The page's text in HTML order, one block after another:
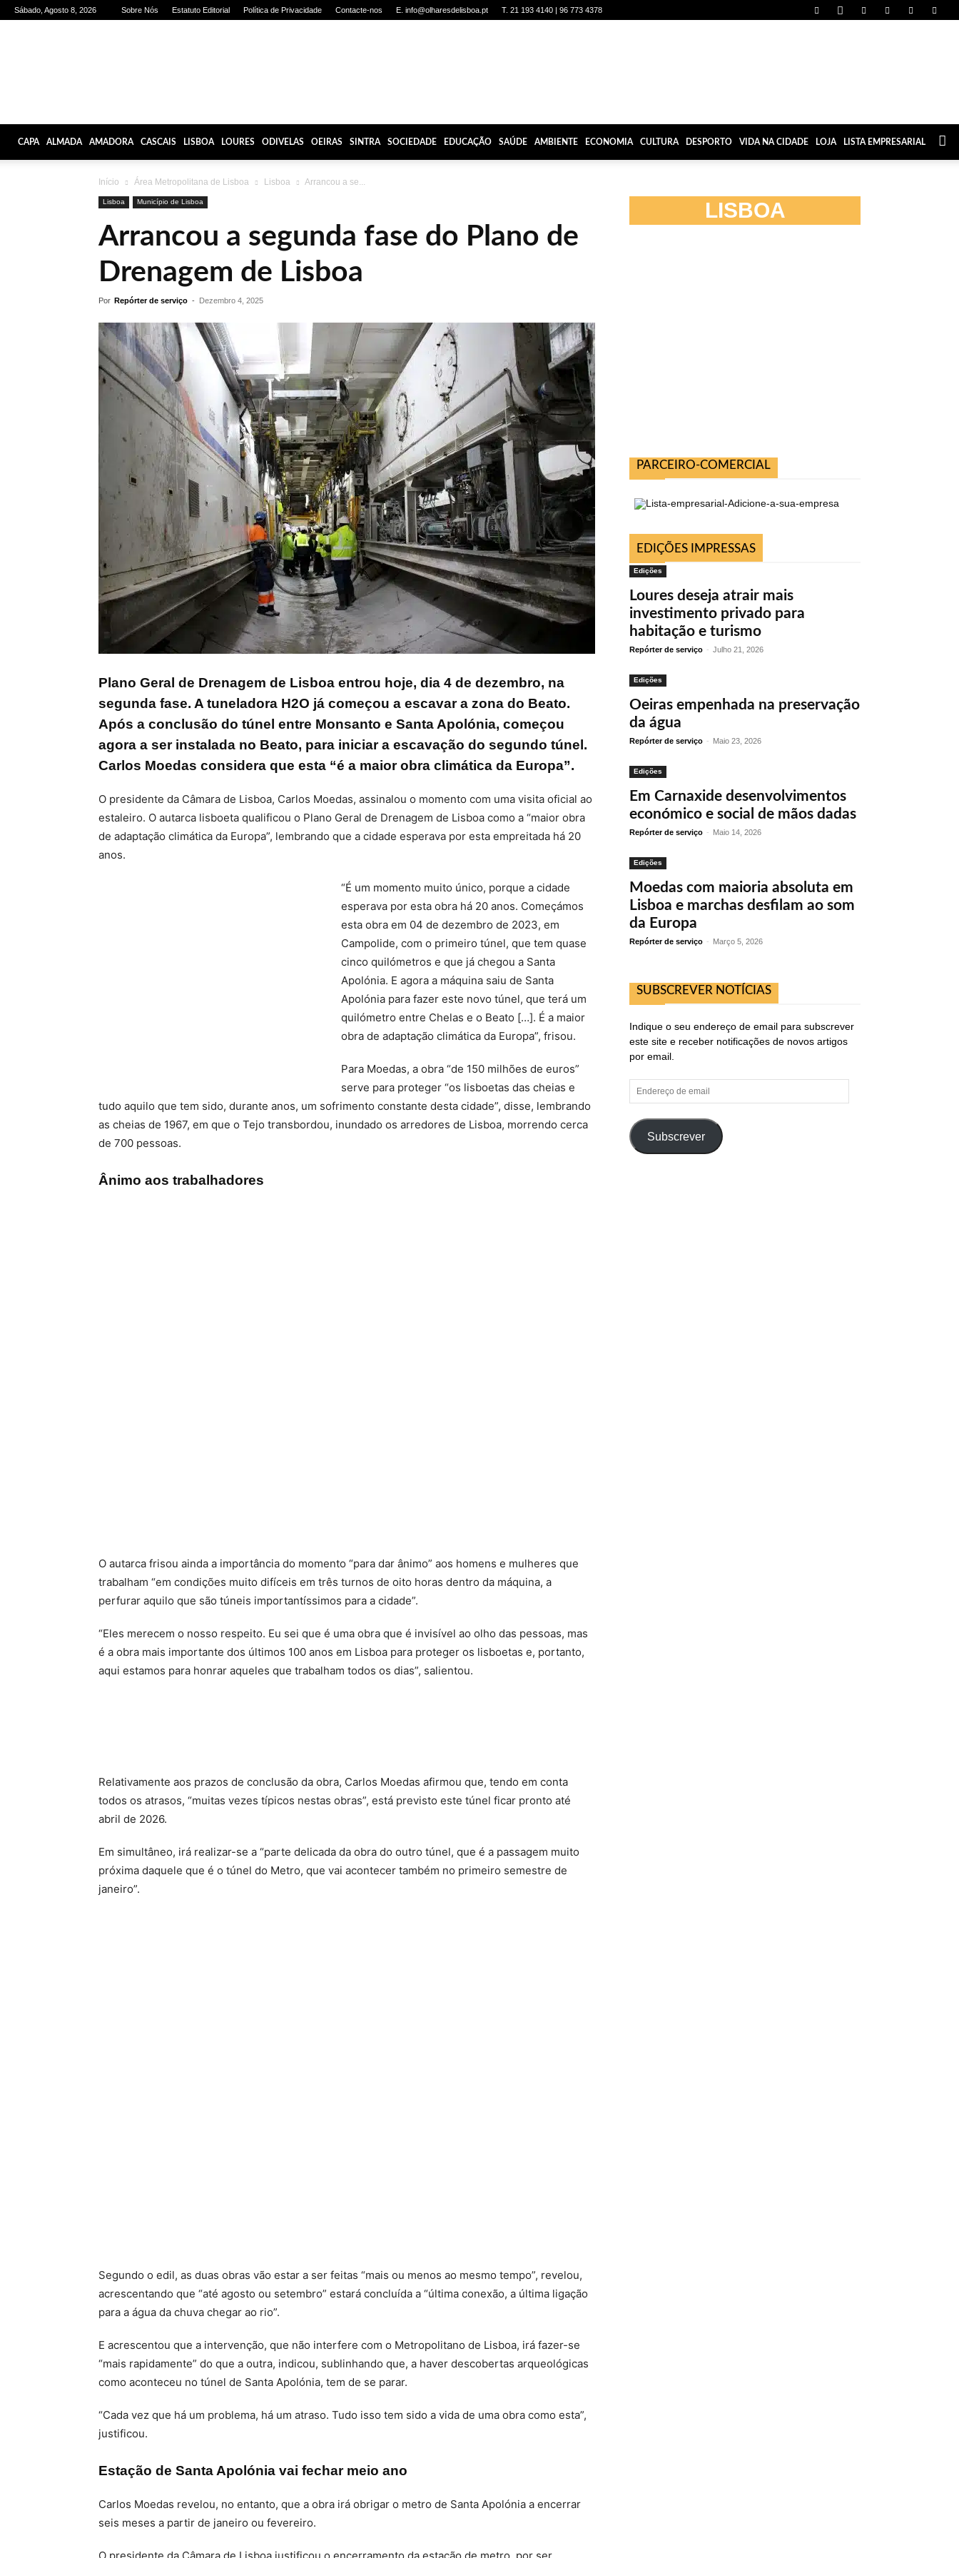
Sábado, Agosto 8, 2026 Sobre Nós Estatuto Editorial Política de Privacidade Contacte-nos E. info@olharesdelisboa.pt T. 21 193 4140 | 96 773 4378
CAPA ALMADA AMADORA CASCAIS LISBOA LOURES ODIVELAS OEIRAS SINTRA SOCIEDADE EDUCAÇÃO SAÚDE AMBIENTE ECONOMIA CULTURA DESPORTO VIDA NA CIDADE LOJA LISTA EMPRESARIAL
Início Área Metropolitana de Lisboa Lisboa Arrancou a se...
Lisboa Município de Lisboa
Arrancou a segunda fase do Plano de
Drenagem de Lisboa
Por Repórter de serviço - Dezembro 4, 2025
Plano Geral de Drenagem de Lisboa entrou hoje, dia 4 de dezembro, na
segunda fase. A tuneladora H2O já começou a escavar a zona do Beato.
Após a conclusão do túnel entre Monsanto e Santa Apolónia, começou
agora a ser instalada no Beato, para iniciar a escavação do segundo túnel.
Carlos Moedas considera que esta “é a maior obra climática da Europa”.
O presidente da Câmara de Lisboa, Carlos Moedas, assinalou o momento com uma visita oficial ao
estaleiro. O autarca lisboeta qualificou o Plano Geral de Drenagem de Lisboa como a “maior obra
de adaptação climática da Europa”, lembrando que a cidade esperava por esta empreitada há 20
anos.
“É um momento muito único, porque a cidade
esperava por esta obra há 20 anos. Começámos
esta obra em 04 de dezembro de 2023, em
Campolide, com o primeiro túnel, que tem quase
cinco quilómetros e que já chegou a Santa
Apolónia. E agora a máquina saiu de Santa
Apolónia para fazer este novo túnel, que terá um
quilómetro entre Chelas e o Beato […]. É a maior
obra de adaptação climática da Europa”, frisou.
Para Moedas, a obra “de 150 milhões de euros”
serve para proteger “os lisboetas das cheias e
tudo aquilo que tem sido, durante anos, um sofrimento constante desta cidade”, disse, lembrando
as cheias de 1967, em que o Tejo transbordou, inundado os arredores de Lisboa, morrendo cerca
de 700 pessoas.
Ânimo aos trabalhadores
O autarca frisou ainda a importância do momento “para dar ânimo” aos homens e mulheres que
trabalham “em condições muito difíceis em três turnos de oito horas dentro da máquina, a
perfurar aquilo que são túneis importantíssimos para a cidade”.
“Eles merecem o nosso respeito. Eu sei que é uma obra que é invisível ao olho das pessoas, mas
é a obra mais importante dos últimos 100 anos em Lisboa para proteger os lisboetas e, portanto,
aqui estamos para honrar aqueles que trabalham todos os dias”, salientou.
Relativamente aos prazos de conclusão da obra, Carlos Moedas afirmou que, tendo em conta
todos os atrasos, “muitas vezes típicos nestas obras”, está previsto este túnel ficar pronto até
abril de 2026.
Em simultâneo, irá realizar-se a “parte delicada da obra do outro túnel, que é a passagem muito
próxima daquele que é o túnel do Metro, que vai acontecer também no primeiro semestre de
janeiro”.
Segundo o edil, as duas obras vão estar a ser feitas “mais ou menos ao mesmo tempo”, revelou,
acrescentando que “até agosto ou setembro” estará concluída a “última conexão, a última ligação
para a água da chuva chegar ao rio”.
E acrescentou que a intervenção, que não interfere com o Metropolitano de Lisboa, irá fazer-se
“mais rapidamente” do que a outra, indicou, sublinhando que, a haver descobertas arqueológicas
como aconteceu no túnel de Santa Apolónia, tem de se parar.
“Cada vez que há um problema, há um atraso. Tudo isso tem sido a vida de uma obra como esta”,
justificou.
Estação de Santa Apolónia vai fechar meio ano
Carlos Moedas revelou, no entanto, que a obra irá obrigar o metro de Santa Apolónia a encerrar
seis meses a partir de janeiro ou fevereiro.
LISBOA
PARCEIRO-COMERCIAL
EDIÇÕES IMPRESSAS
Edições
Loures deseja atrair mais
investimento privado para
habitação e turismo
Repórter de serviço - Julho 21, 2026
Edições
Oeiras empenhada na preservação
da água
Repórter de serviço - Maio 23, 2026
Edições
Em Carnaxide desenvolvimentos
económico e social de mãos dadas
Repórter de serviço - Maio 14, 2026
Edições
Moedas com maioria absoluta em
Lisboa e marchas desfilam ao som
da Europa
Repórter de serviço - Março 5, 2026
SUBSCREVER NOTÍCIAS
Indique o seu endereço de email para subscrever
este site e receber notificações de novos artigos
por email.
Endereço
de
Subscrever